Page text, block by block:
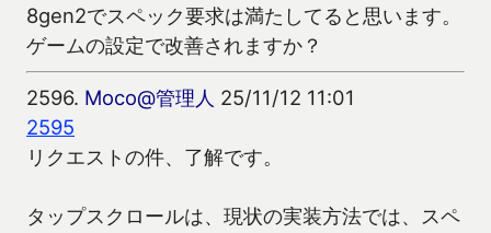
8gen2でスペック要求は満たしてると思います。
ゲームの設定で改善されますか？
2596. Moco@管理人 25/11/12 11:01
2595
リクエストの件、了解です。
タップスクロールは、現状の実装方法では、スペ